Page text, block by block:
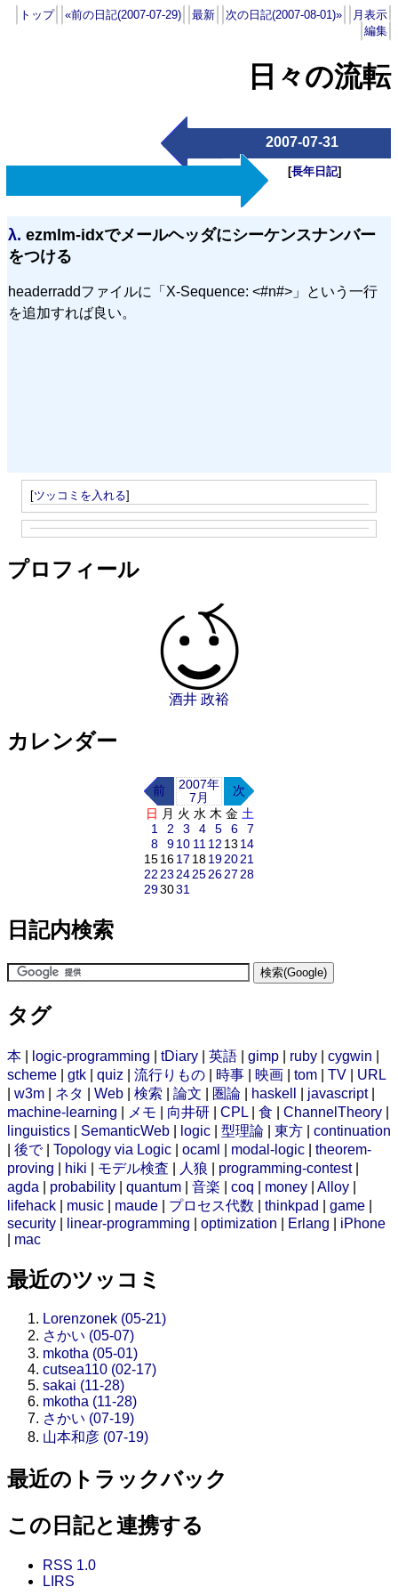
トップ «前の日記(2007-07-29) 最新 次の日記(2007-08-01)»
月表示
編集
日々の流転
2007-07-31
[長年日記]
λ. ezmlm-idxでメールヘッダにシーケンスナンバー
をつける
headerraddファイルに「X-Sequence: <#n#>」という一行
を追加すれば良い。
[ツッコミを入れる]
プロフィール
酒井 政裕
カレンダー
前
2007年
7月
次
日 月 火 水 木 金 土
1
2 3 4 5 6
7
8
910 11 12 13 14
151617 18192021
22 23 24252627 28
293031
日記内検索
タグ
本 logic-programming tDiary 英語 gimp ruby cygwin
scheme
gtk quiz 流行りもの 時事 映画 tom TV
URL
w3m ネタ Web 検索 論文 圏論 haskell javascript|
machine-learning
メモ 向井研 CPL 食 ChannelTheory
linguistics
SemanticWeb logic 型理論 東方
continuation
後で| Topology via Logic ocaml modal-logic
theorem-
proving
hiki モデル検査 人狼 programming-contest|
agda
probability quantum 音楽 coq money Alloy
lifehack
music maude プロセス代数 thinkpad game
security
linear-programming optimization Erlang
iPhone
mac
最近のツッコミ
Lorenzonek (05-21)
さかい (05-07)
mkotha (05-01)
cutsea110 (02-17)
sakai (11-28)
mkotha (11-28)
さかい (07-19)
山本和彦 (07-19)
最近のトラックバック
この日記と連携する
RSS 1.0
LIRS